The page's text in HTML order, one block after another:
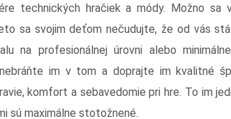
technických hračiek a módy. Možno sa
sa svojim deťom nečudujte, že od vás
na profesionálnej úrovni alebo
im v tom a doprajte im kvalitné
komfort a sebavedomie pri hre. To im
sú maximálne stotožnené.